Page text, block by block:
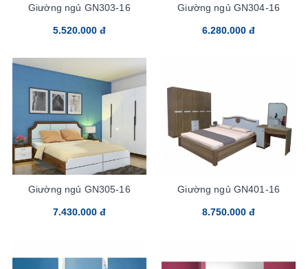
Giường ngủ GN303-16
5.520.000 đ
Giường ngủ GN304-16
6.280.000 đ
Giường ngủ GN305-16
7.430.000 đ
Giường ngủ GN401-16
8.750.000 đ